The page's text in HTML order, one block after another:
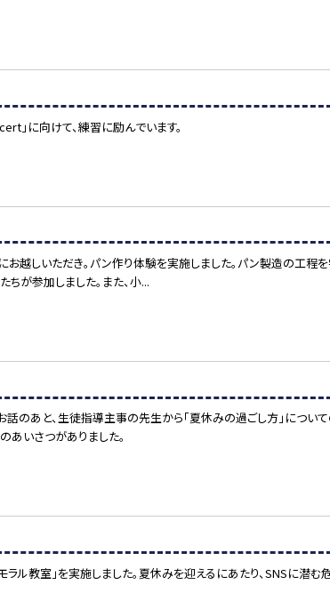
」に向けて、練習に励んでいます。
越しいただき。パン作り体験を実施しました。パン製造の工程
が参加しました。また、小...
のあと、生徒指導主事の先生から「夏休みの過ごし方」につい
あいさつがありました。
ル教室」を実施しました。夏休みを迎えるにあたり、SNSに潜